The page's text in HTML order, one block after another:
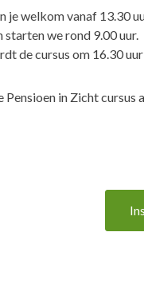
je welkom vanaf 13.30
starten we rond 9.00 uur.
de cursus om 16.30
Pensioen in Zicht